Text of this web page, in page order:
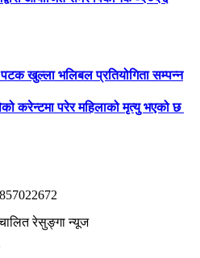
पटक खुल्ला भलिबल प्रतियोगिता सम्पन्न
करेन्टमा परेर महिलाको मृत्यु भएको छ
रेसुङ्गा न्यूज